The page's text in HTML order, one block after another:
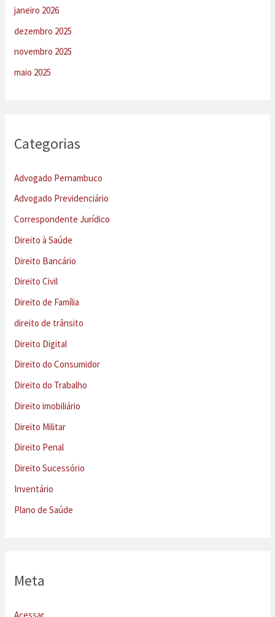
janeiro 2026
dezembro 2025
novembro 2025
maio 2025
Categorias
Advogado Pernambuco
Advogado Previdenciário
Correspondente Jurídico
Direito à Saúde
Direito Bancário
Direito Civil
Direito de Família
direito de trânsito
Direito Digital
Direito do Consumidor
Direito do Trabalho
Direito imobiliário
Direito Militar
Direito Penal
Direito Sucessório
Inventário
Plano de Saúde
Meta